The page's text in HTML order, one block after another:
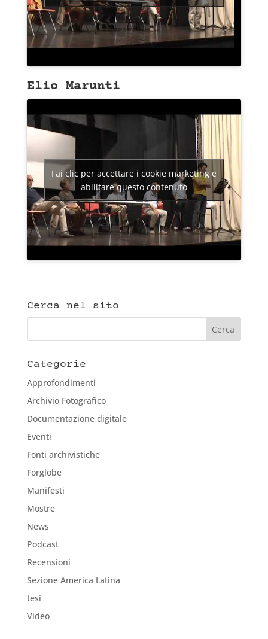
Elio Marunti
Fai clic per accettare i cookie marketing e
abilitare questo contenuto
Cerca nel sito
Categorie
Approfondimenti
Archivio Fotografico
Documentazione digitale
Eventi
Fonti archivistiche
Forglobe
Manifesti
Mostre
News
Podcast
Recensioni
Sezione America Latina
tesi
Video